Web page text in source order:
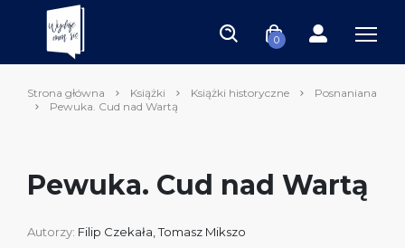
0
Strona główna Książki Książki historyczne
Posnaniana
Pewuka. Cud nad Wartą
Pewuka. Cud nad Wartą
Autorzy: Filip Czekała ,Tomasz Mikszo